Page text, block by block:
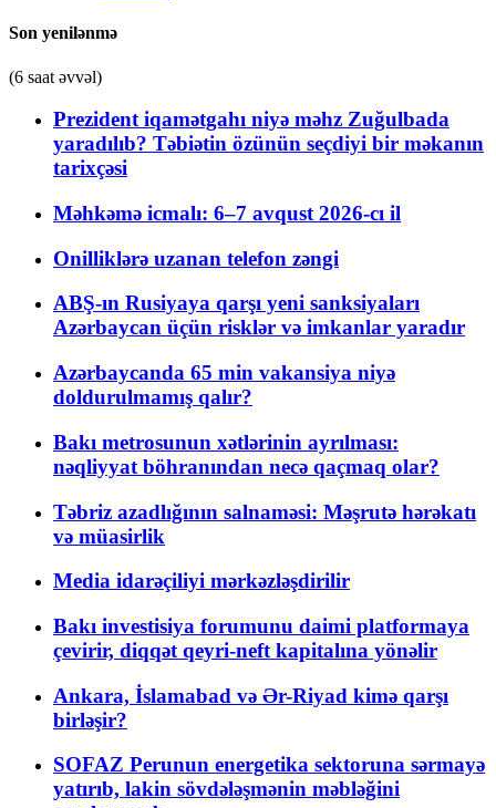
Son yenilənmə
(6 saat əvvəl)
Prezident iqamətgahı niyə məhz Zuğulbada
yaradılıb? Təbiətin özünün seçdiyi bir məkanın
tarixçəsi
Məhkəmə icmalı: 6–7 avqust 2026-cı il
Onilliklərə uzanan telefon zəngi
ABŞ-ın Rusiyaya qarşı yeni sanksiyaları
Azərbaycan üçün risklər və imkanlar yaradır
Azərbaycanda 65 min vakansiya niyə
doldurulmamış qalır?
Bakı metrosunun xətlərinin ayrılması:
nəqliyyat böhranından necə qaçmaq olar?
Təbriz azadlığının salnaməsi: Məşrutə hərəkatı
və müasirlik
Media idarəçiliyi mərkəzləşdirilir
Bakı investisiya forumunu daimi platformaya
çevirir, diqqət qeyri-neft kapitalına yönəlir
Ankara, İslamabad və Ər-Riyad kimə qarşı
birləşir?
SOFAZ Perunun energetika sektoruna sərmayə
yatırıb, lakin sövdələşmənin məbləğini